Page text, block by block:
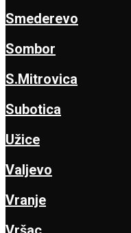
Smederevo
Sombor
S.Mitrovica
Subotica
Užice
Valjevo
Vranje